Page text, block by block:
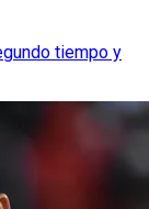
tiempo y